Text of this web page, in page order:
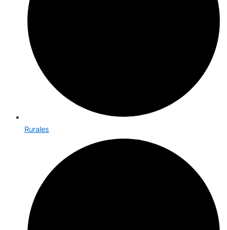
Rurales